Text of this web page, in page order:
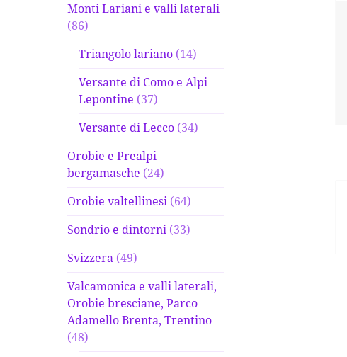
Monti Lariani e valli laterali
(86)
Triangolo lariano (14)
Versante di Como e Alpi
Lepontine (37)
Versante di Lecco (34)
Orobie e Prealpi
bergamasche (24)
Orobie valtellinesi (64)
Sondrio e dintorni (33)
Svizzera (49)
Valcamonica e valli laterali,
Orobie bresciane, Parco
Adamello Brenta, Trentino
(48)